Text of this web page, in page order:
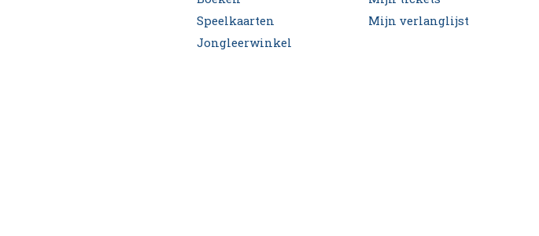
Speelkaarten
Jongleerwinkel
Mijn verlanglijst